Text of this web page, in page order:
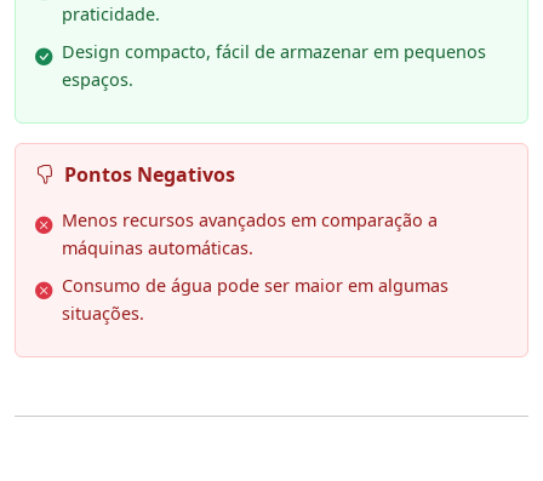
praticidade.
Design compacto, fácil de armazenar em pequenos
espaços.
Pontos Negativos
Menos recursos avançados em comparação a
máquinas automáticas.
Consumo de água pode ser maior em algumas
situações.